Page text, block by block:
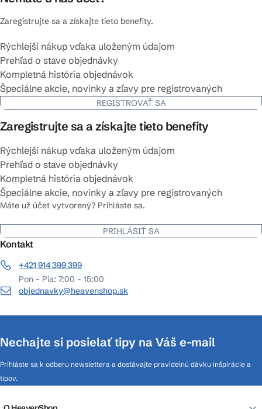
Zaregistrujte sa a získajte tieto benefity.
Rýchlejší nákup vďaka uloženým údajom
Prehľad o stave objednávky
Kompletná história objednávok
Špeciálne akcie, novinky a zľavy pre registrovaných
REGISTROVAŤ SA
Zaregistrujte sa a získajte tieto benefity
Rýchlejší nákup vďaka uloženým údajom
Prehľad o stave objednávky
Kompletná história objednávok
Špeciálne akcie, novinky a zľavy pre registrovaných
Máte už účet vytvorený? Prihláste sa.
PRIHLÁSIŤ SA
Kontakt
+421 914 399 399
Pon - Pia: 7:00 - 15:00
objednavky@heavenshop.sk
Nechajte si posielať tipy na Váš e-mail
Prihláste sa k odberu newslettera a dostávajte pravidelnú dávku inšpirácie a
tipov.